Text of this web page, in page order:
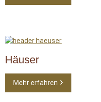
Häuser
Mehr erfahren